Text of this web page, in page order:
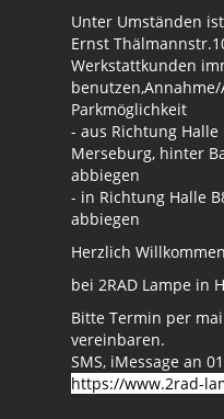
Unter Umständen
Ernst
Werkstattkunden
benutzen,Annahme/
Parkmöglichkeit
- aus Richtung
Merseburg, hinter
abbiegen
- in Richtung Halle
abbiegen
Herzlich Willkommen
bei 2RAD Lampe in
Bitte Termin per
vereinbaren.
SMS, iMessage an
https://www.2rad-